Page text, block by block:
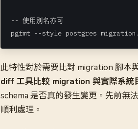
-- 使用別名亦可
pgfmt --style postgres
此特性對於需要比對 migration 腳本
diff 工具比較 migration 與實際系統
schema 是否真的發生變更。先前無
順利處理。